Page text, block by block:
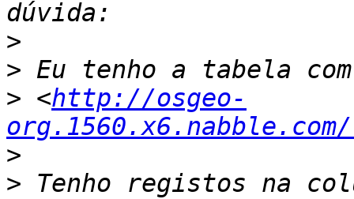
>
>
> <http://osgeo-
>
> Tenho registos na